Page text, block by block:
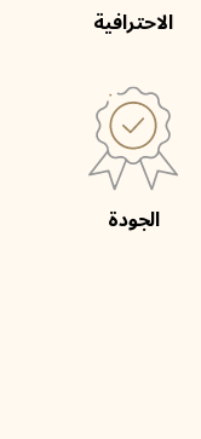
الاحترافية
الجودة